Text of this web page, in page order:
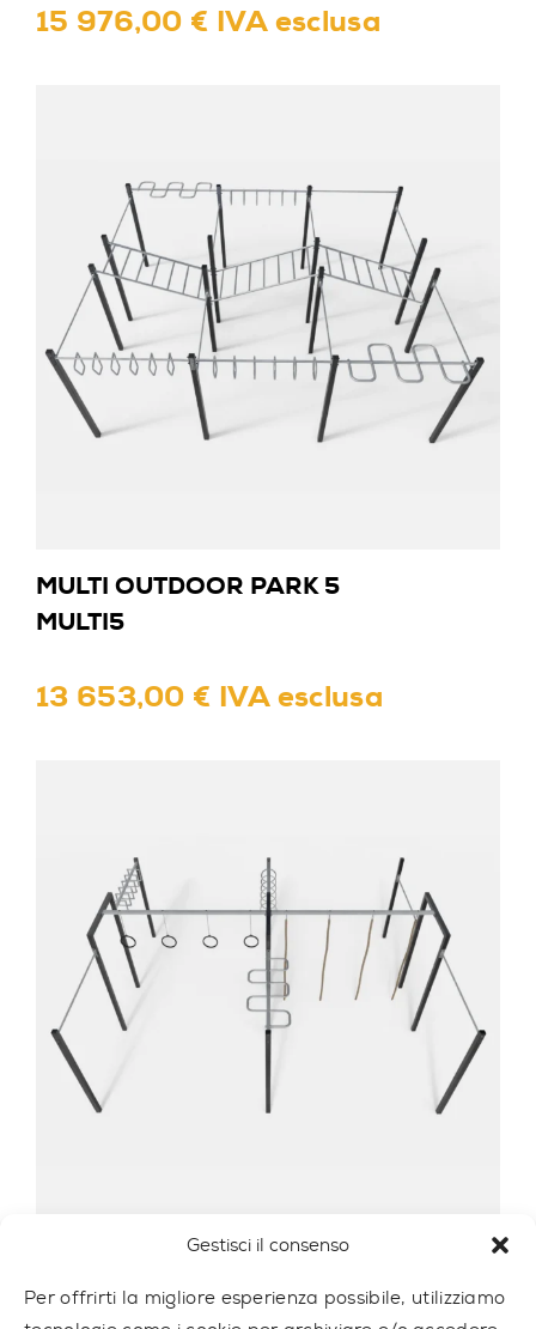
Gestisci il consenso
Per offrirti la migliore esperienza possibile, utilizziamo
15 976,00 € IVA esclusa
MULTI OUTDOOR PARK 5
MULTI5
13 653,00 € IVA esclusa
MULTI OUTDOOR PARK 6
MULTI6